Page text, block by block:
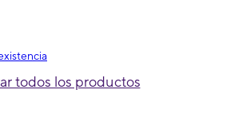
todos los productos